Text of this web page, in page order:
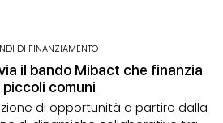
DI FINANZIAMENTO
il bando Mibact che finanzia
comuni
di opportunità a partire dalla